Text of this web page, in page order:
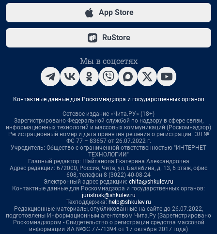
App Store
RuStore
Мы в соцсетях
Контактные данные для Роскомнадзора и государственных органов
Сетевое издание «Чита.РУ» (18+)
Зарегистрировано Федеральной службой по надзору в сфере связи,
информационных технологий и массовых коммуникаций (Роскомнадзор)
Регистрационный номер и дата принятия решения о регистрации: ЭЛ №
ФС 77 – 83657 от 26.07.2022 г.
Учредитель: Общество с ограниченной ответственностью "ИНТЕРНЕТ
ТЕХНОЛОГИИ"
Главный редактор: Шайтанова Екатерина Александровна
Адрес редакции: 672000, Россия, Чита, ул. Балябина, д. 13, 6 этаж, офис
608, телефон 8 (3022) 40-08-24
Электронный адрес редакции: chita@shkulev.ru
Контактные данные для Роскомнадзора и государственных органов:
juristnsk@shkulev.ru
Техподдержка: help@shkulev.ru
Редакционные материалы, опубликованные на сайте до 26.07.2022,
подготовлены Информационным агентством Чита.Ру (Зарегистрировано
Роскомнадзором - Свидетельство о регистрации средства массовой
информации ИА №ФС 77-71394 от 17 октября 2017 года)